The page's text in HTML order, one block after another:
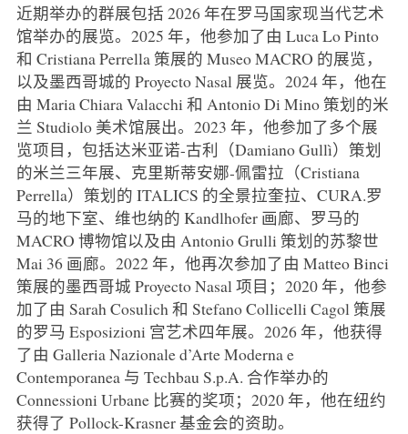
近期举办的群展包括 2026 年在罗马国家现当代艺术
馆举办的展览。2025 年，他参加了由 Luca Lo Pinto
和 Cristiana Perrella 策展的 Museo MACRO 的展览，
以及墨西哥城的 Proyecto Nasal 展览。2024 年，他在
由 Maria Chiara Valacchi 和 Antonio Di Mino 策划的米
兰 Studiolo 美术馆展出。2023 年，他参加了多个展
览项目，包括达米亚诺-古利（Damiano Gullì）策划
的米兰三年展、克里斯蒂安娜-佩雷拉（Cristiana
Perrella）策划的 ITALICS 的全景拉奎拉、CURA.罗
马的地下室、维也纳的 Kandlhofer 画廊、罗马的
MACRO 博物馆以及由 Antonio Grulli 策划的苏黎世
Mai 36 画廊。2022 年，他再次参加了由 Matteo Binci
策展的墨西哥城 Proyecto Nasal 项目；2020 年，他参
加了由 Sarah Cosulich 和 Stefano Collicelli Cagol 策展
的罗马 Esposizioni 宫艺术四年展。2026 年，他获得
了由 Galleria Nazionale d’Arte Moderna e
Contemporanea 与 Techbau S.p.A. 合作举办的
Connessioni Urbane 比赛的奖项；2020 年，他在纽约
获得了 Pollock-Krasner 基金会的资助。